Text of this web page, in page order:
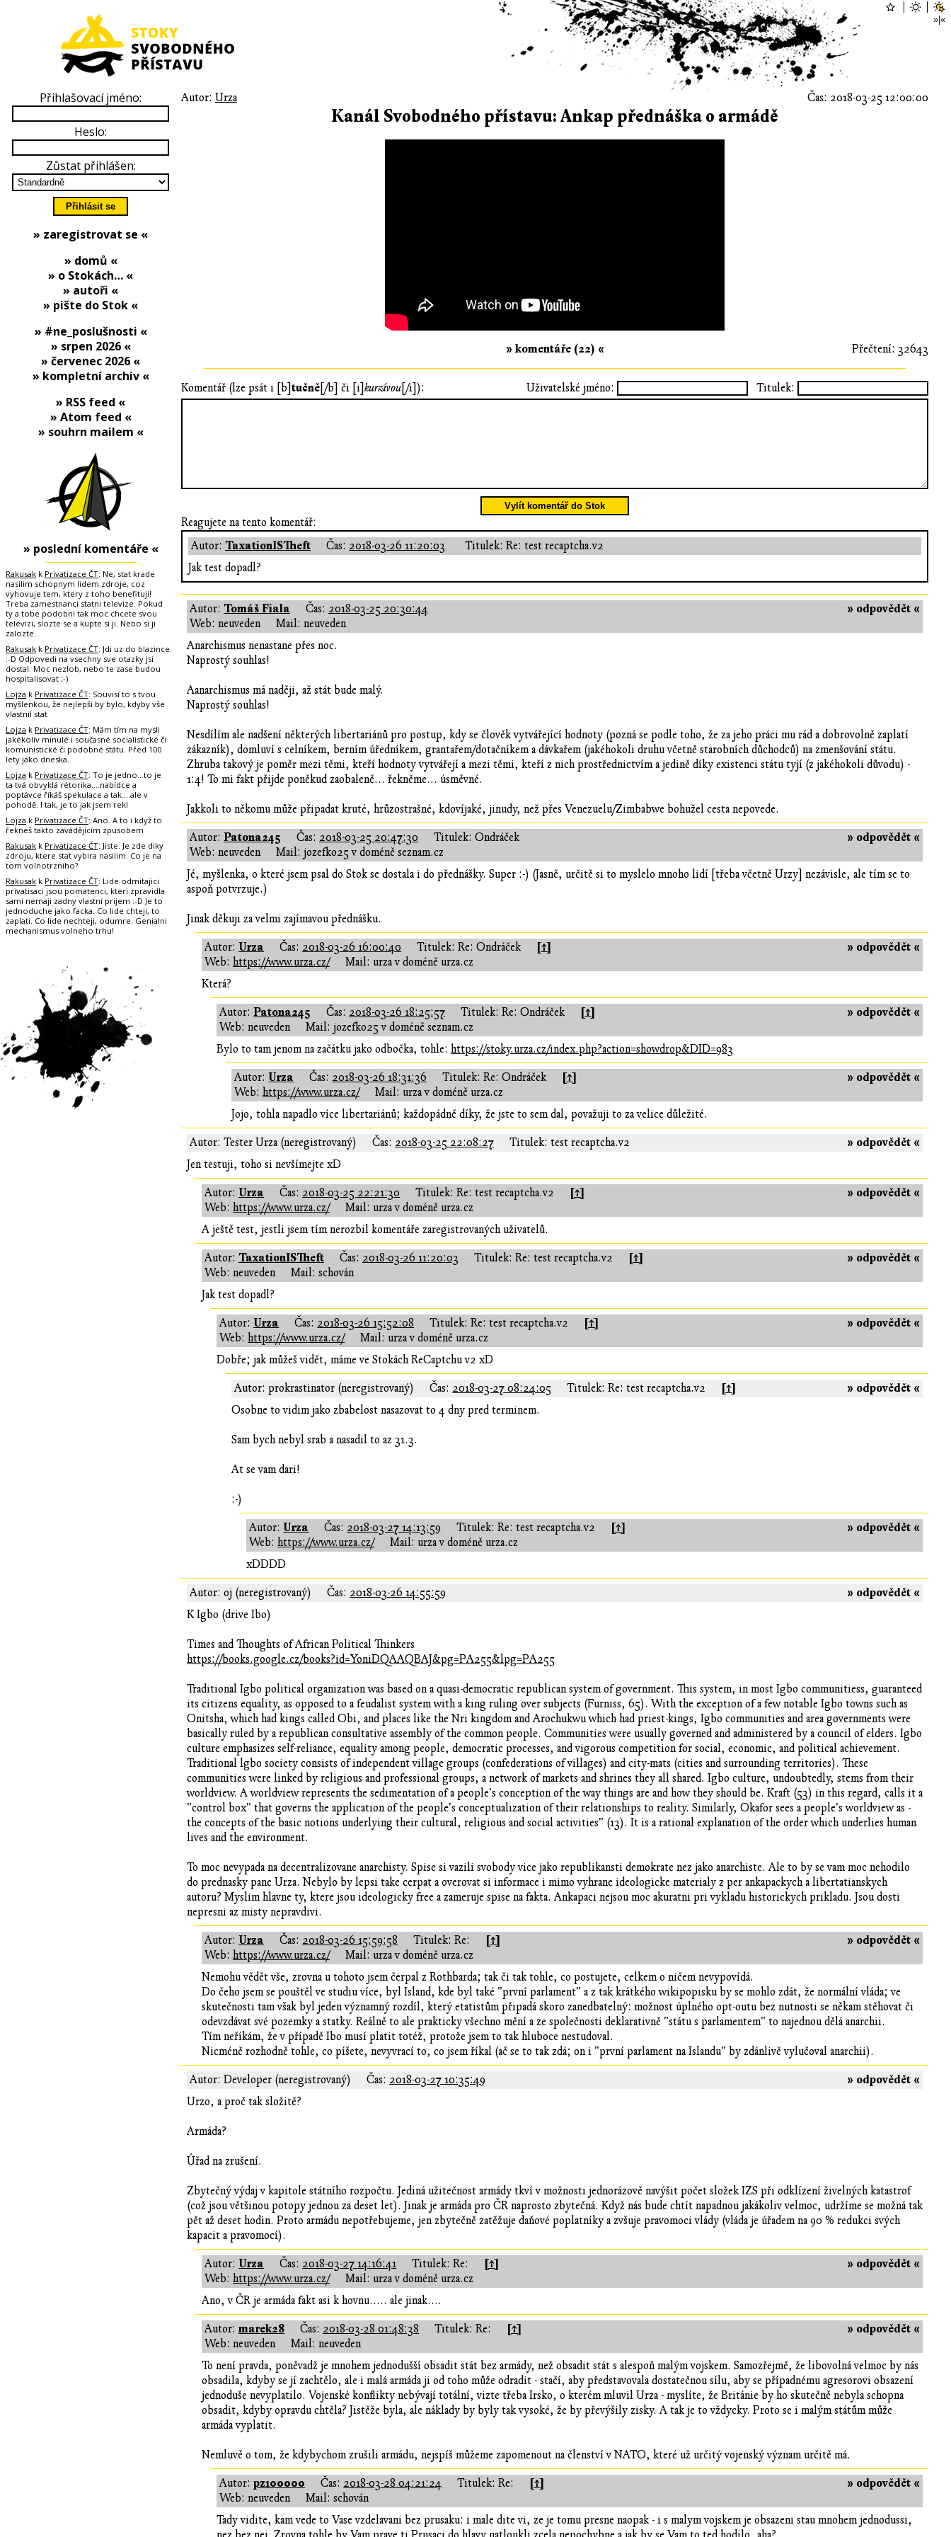
Autor: Urza Čas: 2018-03-25 12:00:00
Kanál Svobodného přístavu: Ankap přednáška o armádě
Přečtení: 32643
» komentáře (22) «
Uživatelské jméno: Titulek:
Komentář (lze psát i [b] tučně [/b] či [i] kurzívou [/i]):
Vylít komentář do Stok
Reagujete na tento komentář:
Autor: TaxationISTheft Čas: 2018-03-26 11:20:03
Titulek: Re: test recaptcha.v2
Jak test dopadl?
» odpovědět «
Autor: Tomáš Fiala Čas: 2018-03-25 20:30:44
Web: neuveden
Mail: neuveden
Anarchismus nenastane přes noc.
Naprostý souhlas!
Aanarchismus má naději, až stát bude malý.
Naprostý souhlas!
Nesdílím ale nadšení některých libertariánů pro postup, kdy se člověk vytvářející hodnoty (pozná se podle toho, že za jeho práci mu rád a dobrovolně zaplatí
zákazník), domluví s celníkem, berním úředníkem, grantařem/dotačníkem a dávkařem (jakéhokoli druhu včetně starobních důchodců) na zmenšování státu.
Zhruba takový je poměr mezi těmi, kteří hodnoty vytvářejí a mezi těmi, kteří z nich prostřednictvím a jedině díky existenci státu tyjí (z jakéhokoli důvodu) -
1:4! To mi fakt přijde poněkud zaobaleně... řekněme... úsměvné.
Jakkoli to někomu může připadat kruté, hrůzostrašné, kdovíjaké, jinudy, než přes Venezuelu/Zimbabwe bohužel cesta nepovede.
» odpovědět «
Autor: Patona245 Čas: 2018-03-25 20:47:30
Titulek: Ondráček
Web: neuveden
Mail: jozefko25 v doméně seznam.cz
Jé, myšlenka, o které jsem psal do Stok se dostala i do přednášky. Super :-) (Jasně, určitě si to myslelo mnoho lidí [třeba včetně Urzy] nezávisle, ale tím se to
aspoň potvrzuje.)
Jinak děkuji za velmi zajímavou přednášku.
» odpovědět «
Autor: Urza Čas: 2018-03-26 16:00:40 Titulek: Re: Ondráček [↑]
Web:https://www.urza.cz/
Mail: urza v doméně urza.cz
Která?
» odpovědět «
Autor:Patona245 Čas: 2018-03-26 18:25:57 Titulek: Re: Ondráček [↑]
Web: neuveden
Mail: jozefko25 v doméně seznam.cz
Bylo to tam jenom na začátku jako odbočka, tohle:https://stoky.urza.cz/index.php?action=showdrop&DID=983
» odpovědět «
Autor: Urza Čas: 2018-03-26 18:31:36 Titulek: Re: Ondráček [↑]
Web:https://www.urza.cz/
Mail: urza v doméně urza.cz
Jojo, tohla napadlo více libertariánů; každopádně díky, že jste to sem dal, považuji to za velice důležité.
» odpovědět «
Autor: Tester Urza (neregistrovaný) Čas: 2018-03-25 22:08:27
Titulek: test recaptcha.v2
Jen testuji, toho si nevšímejte xD
» odpovědět «
Autor: Urza Čas: 2018-03-25 22:21:30 Titulek: Re: test recaptcha.v2 [↑]
Web:https://www.urza.cz/
Mail: urza v doméně urza.cz
A ještě test, jestli jsem tím nerozbil komentáře zaregistrovaných uživatelů.
» odpovědět «
Autor:TaxationISTheft Čas: 2018-03-26 11:20:03 Titulek: Re: test recaptcha.v2 [↑]
Web: neuveden
Mail: schován
Jak test dopadl?
» odpovědět «
Autor: Urza Čas: 2018-03-26 15:52:08 Titulek: Re: test recaptcha.v2 [↑]
Web:https://www.urza.cz/
Mail: urza v doméně urza.cz
Dobře; jak můžeš vidět, máme ve Stokách ReCaptchu v2 xD
» odpovědět «
Autor: prokrastinator (neregistrovaný) Čas: 2018-03-27 08:24:05 Titulek: Re: test recaptcha.v2 [↑]
Osobne to vidim jako zbabelost nasazovat to 4 dny pred terminem.
Sam bych nebyl srab a nasadil to az 31.3.
At se vam dari!
:-)
» odpovědět «
Autor: Urza Čas: 2018-03-27 14:13:59 Titulek: Re: test recaptcha.v2 [↑]
Web:https://www.urza.cz/
Mail: urza v doméně urza.cz
xDDDD
» odpovědět «
Autor: oj (neregistrovaný) Čas: 2018-03-26 14:55:59
K Igbo (drive Ibo)
Times and Thoughts of African Political Thinkers
https://books.google.cz/books?id=YoniDQAAQBAJ&pg=PA255&lpg=PA255
Traditional Igbo political organization was based on a quasi-democratic republican system of government. This system, in most Igbo communitiess, guaranteed
its citizens equality, as opposed to a feudalist system with a king ruling over subjects (Furniss, 65). With the exception of a few notable Igbo towns such as
Onitsha, which had kings called Obi, and places like the Nri kingdom and Arochukwu which had priest-kings, Igbo communities and area governments were
basically ruled by a republican consultative assembly of the common people. Communities were usually governed and administered by a council of elders. Igbo
culture emphasizes self-reliance, equality among people, democratic processes, and vigorous competition for social, economic, and political achievement.
Traditional lgbo society consists of independent village groups (confederations of villages) and city-mats (cities and surrounding territories). These
communities were linked by religious and professional groups, a network of markets and shrines they all shared. Igbo culture, undoubtedly, stems from their
worldview. A worldview represents the sedimentation of a people's conception of the way things are and how they should be. Kraft (53) in this regard, calls it a
"control box" that governs the application of the people's conceptualization of their relationships to reality. Similarly, Okafor sees a people's worldview as -
the concepts of the basic notions underlying their cultural, religious and social activities" (13). It is a rational explanation of the order which underlies human
lives and the environment.
To moc nevypada na decentralizovane anarchisty. Spise si vazili svobody vice jako republikansti demokrate nez jako anarchiste. Ale to by se vam moc nehodilo
do prednasky pane Urza. Nebylo by lepsi take cerpat a overovat si informace i mimo vyhrane ideologicke materialy z per ankapackych a libertatianskych
autoru? Myslim hlavne ty, ktere jsou ideologicky free a zameruje spise na fakta. Ankapaci nejsou moc akuratni pri vykladu historickych prikladu. Jsou dosti
nepresni az misty nepravdivi.
» odpovědět «
Autor: Urza Čas: 2018-03-26 15:59:58 Titulek: Re: [↑]
Web:https://www.urza.cz/
Mail: urza v doméně urza.cz
Nemohu vědět vše, zrovna u tohoto jsem čerpal z Rothbarda; tak či tak tohle, co postujete, celkem o ničem nevypovídá.
Do čeho jsem se pouštěl ve studiu více, byl Island, kde byl také "první parlament" a z tak krátkého wikipopisku by se mohlo zdát, že normální vláda; ve
skutečnosti tam však byl jeden významný rozdíl, který etatistům připadá skoro zanedbatelný: možnost úplného opt-outu bez nutnosti se někam stěhovat či
odevzdávat své pozemky a statky. Reálně to ale prakticky všechno mění a ze společnosti deklarativně "státu s parlamentem" to najednou dělá anarchii.
Tím neříkám, že v případě Ibo musí platit totéž, protože jsem to tak hluboce nestudoval.
Nicméně rozhodně tohle, co píšete, nevyvrací to, co jsem říkal (ač se to tak zdá; on i "první parlament na Islandu" by zdánlivě vylučoval anarchii).
» odpovědět «
Autor: Developer (neregistrovaný) Čas: 2018-03-27 10:35:49
Urzo, a proč tak složitě?
Armáda?
Úřad na zrušení.
Zbytečný výdaj v kapitole státního rozpočtu. Jediná užitečnost armády tkví v možnosti jednorázově navýšit počet složek IZS při odklízení živelných katastrof
(což jsou většinou potopy jednou za deset let). Jinak je armáda pro ČR naprosto zbytečná. Když nás bude chtít napadnou jakákoliv velmoc, udržíme se možná tak
pět až deset hodin. Proto armádu nepotřebujeme, jen zbytečně zatěžuje daňové poplatníky a zvšuje pravomoci vlády (vláda je úřadem na 90 % redukci svých
kapacit a pravomocí).
» odpovědět «
Autor: Urza Čas: 2018-03-27 14:16:41 Titulek: Re: [↑]
Web:https://www.urza.cz/
Mail: urza v doméně urza.cz
Ano, v ČR je armáda fakt asi k hovnu..... ale jinak....
» odpovědět «
Autor:marek28 Čas: 2018-03-28 01:48:38 Titulek: Re: [↑]
Web: neuveden
Mail: neuveden
To není pravda, poněvadž je mnohem jednodušší obsadit stát bez armády, než obsadit stát s alespoň malým vojskem. Samozřejmě, že libovolná velmoc by nás
obsadila, kdyby se jí zachtělo, ale i malá armáda ji od toho může odradit - stačí, aby představovala dostatečnou sílu, aby se případnému agresorovi obsazení
jednoduše nevyplatilo. Vojenské konflikty nebývají totální, vizte třeba Irsko, o kterém mluvil Urza - myslíte, že Británie by ho skutečně nebyla schopna
obsadit, kdyby opravdu chtěla? Jistěže byla, ale náklady by byly tak vysoké, že by převýšily zisky. A tak je to vždycky. Proto se i malým státům může
armáda vyplatit.
Nemluvě o tom, že kdybychom zrušili armádu, nejspíš můžeme zapomenout na členství v NATO, které už určitý vojenský význam určitě má.
» odpovědět «
Autor:pz100000 Čas: 2018-03-28 04:21:24 Titulek: Re: [↑]
Web: neuveden
Mail: schován
Tady vidite, kam vede to Vase vzdelavani bez prusaku: i male dite vi, ze je tomu presne naopak - i s malym vojskem je obsazeni stau mnohem jednodussi,
Přihlašovací jméno:
Heslo:
Zůstat přihlášen:
» zaregistrovat se «
» domů «
» o Stokách… «
» autoři «
» pište do Stok «
» #ne_poslušnosti «
» srpen 2026 «
» červenec 2026 «
» kompletní archiv «
» RSS feed «
» Atom feed «
» souhrn mailem «
» poslední komentáře «
Rakusak k Privatizace ČT: Ne, stat krade
nasilim schopnym lidem zdroje, coz
vyhovuje tem, ktery z toho benefituji!
Treba zamestnanci statni televize. Pokud
ty a tobe podobni tak moc chcete svou
televizi, slozte se a kupte si ji. Nebo si ji
zalozte.
Rakusak k Privatizace ČT: Jdi uz do blazince
:-D Odpovedi na vsechny sve otazky jsi
dostal. Moc nezlob, nebo te zase budou
hospitalisovat ;-)
Lojza k Privatizace ČT: Souvisí to s tvou
myšlenkou, že nejlepší by bylo, kdyby vše
vlastnil stat
Lojza k Privatizace ČT: Mám tím na mysli
jakékoliv minulé i současné socialistické či
komunistické či podobné státu. Před 100
lety jako dneska.
Lojza k Privatizace ČT: To je jedno...to je
ta tvá obvyklá rétorika....nabídce a
poptávce říkáš spekulace a tak....ale v
pohodě. I tak, je to jak jsem rekl
Lojza k Privatizace ČT: Ano. A to i když to
řekneš takto zavádějícím zpusobem
Rakusak k Privatizace ČT: Jiste. Je zde diky
zdroju, ktere stat vybira nasilim. Co je na
tom volnotrzniho?
Rakusak k Privatizace ČT: Lide odmitajici
privatisaci jsou pomatenci, kteri zpravidla
sami nemaji zadny vlastni prijem :-D Je to
jednoduche jako facka. Co lide chteji, to
zaplati. Co lide nechteji, odumre. Genialni
mechanismus volneho trhu!